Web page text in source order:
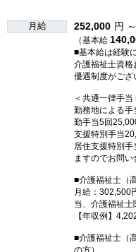
月給 252,000 円 ～
（基本給
■基本給は経験
介護福祉士資格
優遇制度がござ
＜共通一律手当
勤務地による
勤手当5回
支援特別手当
居住支援特別手
ますのでお問い
■介護福祉士（
月給：302,500
当、介護福祉士
【年収例】
■介護福祉士（